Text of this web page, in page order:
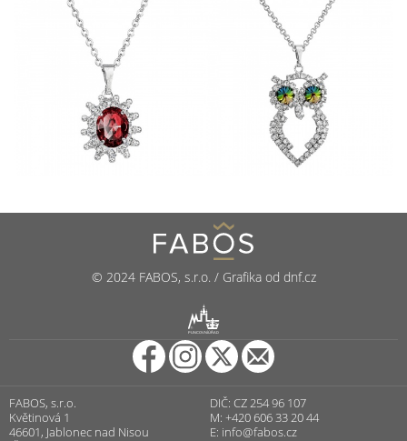
© 2024 FABOS, s.r.o. / Grafika od dnf.cz
PUNCOVNÍ ÚŘAD
FABOS, s.r.o.
Květinová 1
46601, Jablonec nad Nisou
DIČ: CZ 254 96 107
M: +420 606 33 20 44
E: info@fabos.cz